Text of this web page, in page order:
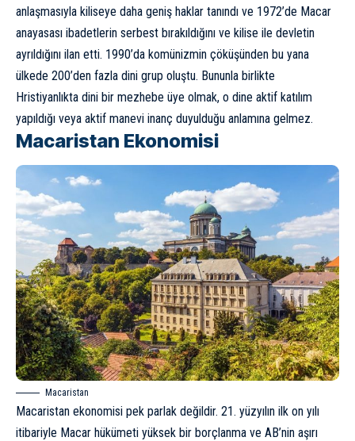
anlaşmasıyla kiliseye daha geniş haklar tanındı ve 1972’de Macar
anayasası ibadetlerin serbest bırakıldığını ve kilise ile devletin
ayrıldığını ilan etti. 1990’da komünizmin çöküşünden bu yana
ülkede 200’den fazla dini grup oluştu. Bununla birlikte
Hristiyanlıkta dini bir mezhebe üye olmak, o dine aktif katılım
yapıldığı veya aktif manevi inanç duyulduğu anlamına gelmez.
Macaristan Ekonomisi
Macaristan
Macaristan ekonomisi pek parlak değildir. 21. yüzyılın ilk on yılı
itibariyle Macar hükümeti yüksek bir borçlanma ve AB’nin aşırı